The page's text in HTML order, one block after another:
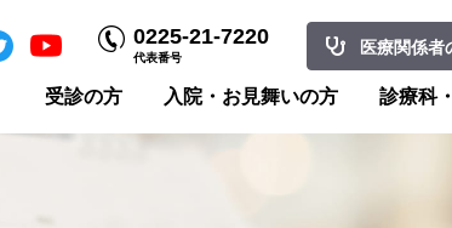
0225-21-7220
代表番号
医療関係者
受診の方 入院・お見舞いの方 診療科